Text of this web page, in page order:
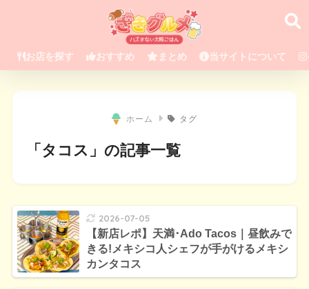
お店を探す おすすめ まとめ 当サイトについて
ホーム タグ
「タコス」の記事一覧
2026-07-05
【新店レポ】天満･Ado Tacos｜昼飲みで
きる!メキシコ人シェフが手がけるメキシ
カンタコス